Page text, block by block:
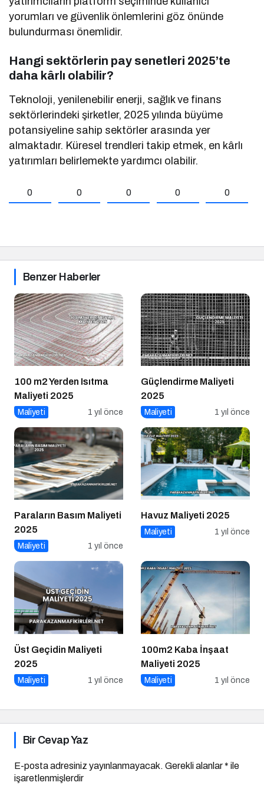
yorumları ve güvenlik önlemlerini göz önünde
bulundurması önemlidir.
Hangi sektörlerin pay senetleri 2025’te
daha kârlı olabilir?
Teknoloji, yenilenebilir enerji, sağlık ve finans
sektörlerindeki şirketler, 2025 yılında büyüme
potansiyeline sahip sektörler arasında yer
almaktadır. Küresel trendleri takip etmek, en kârlı
yatırımları belirlemekte yardımcı olabilir.
0 0 0 0 0
Benzer Haberler
100 m2 Yerden Isıtma
Maliyeti 2025
Maliyeti 1 yıl önce
Güçlendirme Maliyeti
2025
Maliyeti 1 yıl önce
Paraların Basım Maliyeti
2025
Maliyeti 1 yıl önce
Havuz Maliyeti 2025
Maliyeti 1 yıl önce
Üst Geçidin Maliyeti
2025
Maliyeti 1 yıl önce
100m2 Kaba İnşaat
Maliyeti 2025
Maliyeti 1 yıl önce
Bir Cevap Yaz
E-posta adresiniz yayınlanmayacak. Gerekli alanlar* ile
işaretlenmişlerdir